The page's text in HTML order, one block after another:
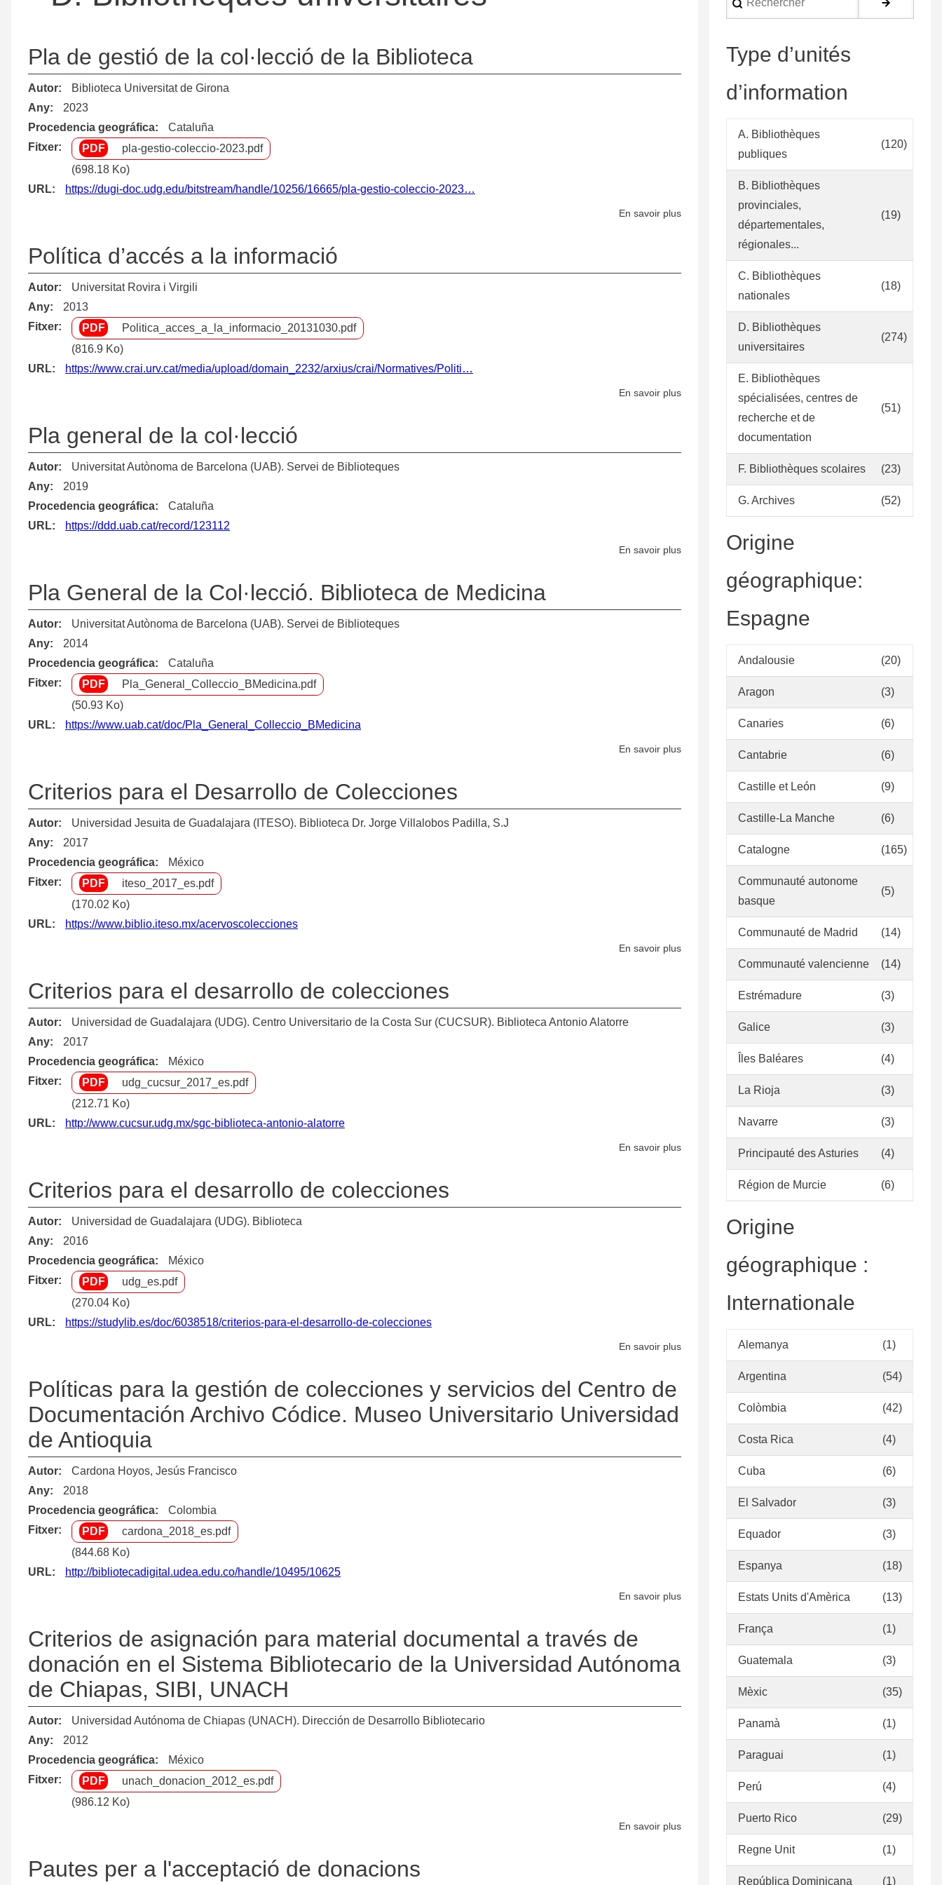
Pla de gestió de la col·lecció de la Biblioteca
Autor
Biblioteca Universitat de Girona
Any
2023
Procedencia geográfica
Cataluña
Fitxer
pla-gestio-coleccio-2023.pdf
(698.18 Ko)
URL
https://dugi-doc.udg.edu/bitstream/handle/10256/16665/pla-gestio-coleccio-2023…
En savoir plussur
Política d’accés a la informació
Autor
Universitat Rovira i Virgili
Any
2013
Fitxer
Politica_acces_a_la_informacio_20131030.pdf
(816.9 Ko)
URL
https://www.crai.urv.cat/media/upload/domain_2232/arxius/crai/Normatives/Politi…
En savoir plussur
Pla general de la col·lecció
Autor
Universitat Autònoma de Barcelona (UAB). Servei de Biblioteques
Any
2019
Procedencia geográfica
Cataluña
URL
https://ddd.uab.cat/record/123112
En savoir plussur
Pla General de la Col·lecció. Biblioteca de Medicina
Autor
Universitat Autònoma de Barcelona (UAB). Servei de Biblioteques
Any
2014
Procedencia geográfica
Cataluña
Fitxer
Pla_General_Colleccio_BMedicina.pdf
(50.93 Ko)
URL
https://www.uab.cat/doc/Pla_General_Colleccio_BMedicina
En savoir plussur
Col·lecció.
Criterios para el Desarrollo de Colecciones
Autor
Universidad Jesuita de Guadalajara (ITESO). Biblioteca Dr. Jorge Villalobos Padilla, S.J
Any
2017
Procedencia geográfica
México
Fitxer
iteso_2017_es.pdf
(170.02 Ko)
URL
https://www.biblio.iteso.mx/acervoscolecciones
En savoir plussur
Criterios para el desarrollo de colecciones
Autor
Universidad de Guadalajara (UDG). Centro Universitario de la Costa Sur (CUCSUR). Biblioteca Antonio Alatorre
Any
2017
Procedencia geográfica
México
Fitxer
udg_cucsur_2017_es.pdf
(212.71 Ko)
URL
http://www.cucsur.udg.mx/sgc-biblioteca-antonio-alatorre
En savoir plussur
Criterios para el desarrollo de colecciones
Autor
Universidad de Guadalajara (UDG). Biblioteca
Any
2016
Procedencia geográfica
México
Fitxer
udg_es.pdf
(270.04 Ko)
URL
https://studylib.es/doc/6038518/criterios-para-el-desarrollo-de-colecciones
En savoir plussur
Políticas para la gestión de colecciones y servicios del Centro de
Documentación Archivo Códice. Museo Universitario Universidad
de Antioquia
Autor
Cardona Hoyos, Jesús Francisco
Any
2018
Procedencia geográfica
Colombia
Fitxer
cardona_2018_es.pdf
(844.68 Ko)
URL
http://bibliotecadigital.udea.edu.co/handle/10495/10625
En savoir plussur
Archivo
Criterios de asignación para material documental a través de
donación en el Sistema Bibliotecario de la Universidad Autónoma
de Chiapas, SIBI, UNACH
Autor
Universidad Autónoma de Chiapas (UNACH). Dirección de Desarrollo Bibliotecario
Any
2012
Procedencia geográfica
México
Fitxer
unach_donacion_2012_es.pdf
(986.12 Ko)
En savoir plussur
Pautes per a l'acceptació de donacions
Type d’unités
d’information
A. Bibliothèques
publiques
(120)
B. Bibliothèques
provinciales,
départementales,
régionales...
(19)
C. Bibliothèques
nationales
(18)
D. Bibliothèques
universitaires
(274)
E. Bibliothèques
spécialisées, centres de
recherche et de
documentation
(51)
F. Bibliothèques scolaires (23)
G. Archives (52)
Origine
géographique:
Espagne
Andalousie (20)
Aragon (3)
Canaries (6)
Cantabrie (6)
Castille et León (9)
Castille-La Manche (6)
Catalogne (165)
Communauté autonome
basque
(5)
Communauté de Madrid (14)
Communauté valencienne (14)
Estrémadure (3)
Galice (3)
Îles Baléares (4)
La Rioja (3)
Navarre (3)
Principauté des Asturies (4)
Région de Murcie (6)
Origine
géographique :
Internationale
Alemanya (1)
Argentina (54)
Colòmbia (42)
Costa Rica (4)
Cuba (6)
El Salvador (3)
Equador (3)
Espanya (18)
Estats Units d'Amèrica (13)
França (1)
Guatemala (3)
Mèxic (35)
Panamà (1)
Paraguai (1)
Perú (4)
Puerto Rico (29)
Regne Unit (1)
República Dominicana (1)